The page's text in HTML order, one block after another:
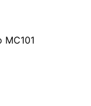
mát nên hơi lạnh
thực phẩm để
tươi ngon.
MC101